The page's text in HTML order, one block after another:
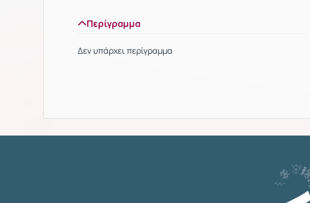
Περίγραμμα
Δεν υπάρχει περίγραμμα